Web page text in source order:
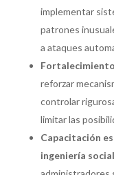
implementar
patrones
a ataques
reforzar
controlar
limitar las
Capacitación
ingeniería social